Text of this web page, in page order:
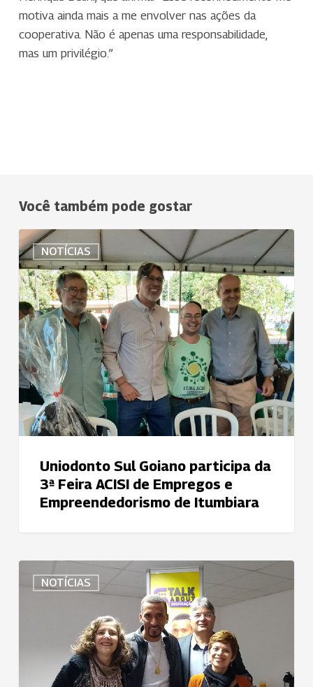
motiva ainda mais a me envolver nas ações da
cooperativa. Não é apenas uma responsabilidade,
mas um privilégio.”
Você também pode gostar
NOTÍCIAS
Uniodonto
Sul
Goiano
participa
da
3ª
Feira
ACISI
de
Empregos
e
Empreendedorismo
Itumbiara
Uniodonto Sul Goiano participa da
3ª Feira ACISI de Empregos e
Empreendedorismo de Itumbiara
NOTÍCIAS
Juiz